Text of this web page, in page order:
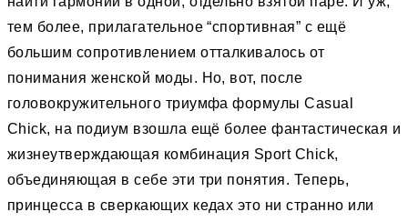
тем более, прилагательное “спортивная” c ещё
большим сопротивлением отталкивалось от
понимания женской моды. Но, вот, после
головокружительного триумфа формулы Casual
Chick, на подиум взошла ещё более фантастическая и
жизнеутверждающая комбинация Sport Chick,
объединяющая в себе эти три понятия. Теперь,
принцесса в сверкающих кедах это ни странно или